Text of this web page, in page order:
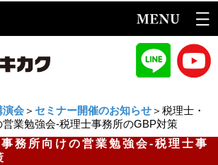
演会＞ セミナー開催のお知らせ＞税理士・
業勉強会-税理士事務所のGBP対策
務所向けの営業勉強会-税理士事